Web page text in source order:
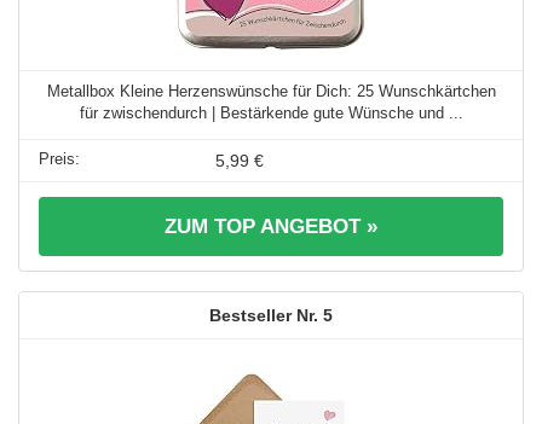
Metallbox Kleine Herzenswünsche für Dich: 25 Wunschkärtchen
für zwischendurch | Bestärkende gute Wünsche und ...
5,99 €
ZUM TOP ANGEBOT »
5